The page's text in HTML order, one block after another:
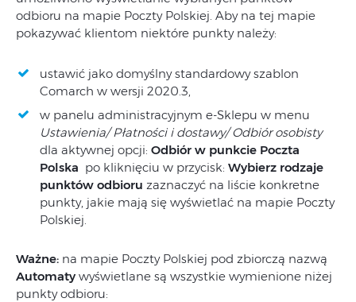
odbioru na mapie Poczty Polskiej. Aby na tej mapie
pokazywać klientom niektóre punkty należy:
ustawić jako domyślny standardowy szablon
Comarch w wersji 2020.3,
w panelu administracyjnym e-Sklepu w menu
Ustawienia/ Płatności i dostawy/ Odbiór osobisty
dla aktywnej opcji: Odbiór w punkcie Poczta
Polska po kliknięciu w przycisk: Wybierz rodzaje
punktów odbioru zaznaczyć na liście konkretne
punkty, jakie mają się wyświetlać na mapie Poczty
Polskiej.
Ważne: na mapie Poczty Polskiej pod zbiorczą nazwą
Automaty wyświetlane są wszystkie wymienione niżej
punkty odbioru: